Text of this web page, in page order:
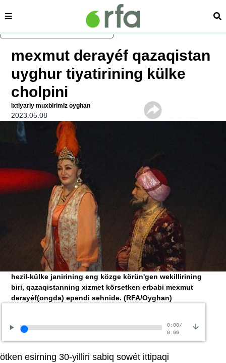
asasliq mezmungha atlang
sehipe
mexmut derayéf qazaqistan
uyghur tiyatirining külke
cholpini
ixtiyariy muxbirimiz oyghan
2023.05.08
hezil-külke janirining eng közge körün'gen wekillirining
biri, qazaqistanning xizmet körsetken erbabi mexmut
derayéf(ongda) ependi sehnide.(RFA/Oyghan)
0:00/
0:00
ötken esirning 30-yilliri sabiq sowét ittipaqi